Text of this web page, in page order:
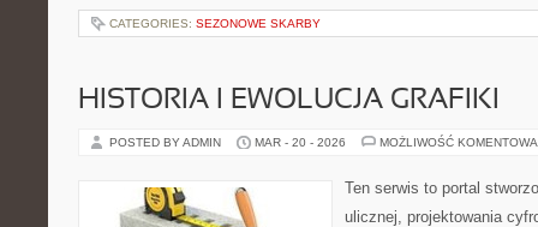
CATEGORIES: SEZONOWE SKARBY
HISTORIA I EWOLUCJA GRAFIKI
POSTED BY ADMIN MAR - 20 - 2026 MOŻLIWOŚĆ
Ten serwis to portal
ulicznej, projektowania